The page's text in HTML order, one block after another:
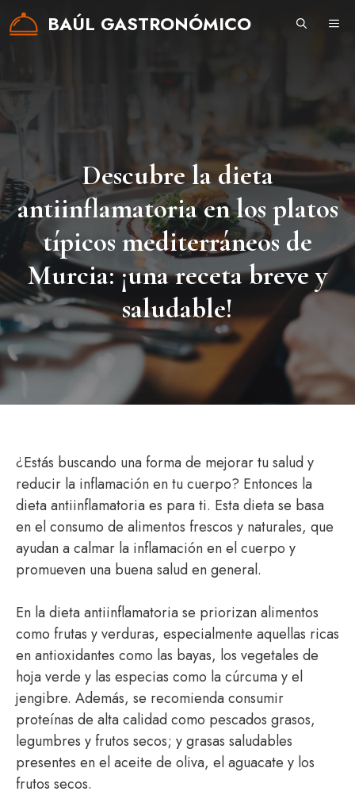
Saltar
BAÚL GASTRONÓMICO
Descubre la dieta
antiinflamatoria en los platos
típicos mediterráneos de
Murcia: ¡una receta breve y
saludable!
¿Estás buscando una forma de mejorar tu salud y
reducir la inflamación en tu cuerpo? Entonces la
dieta antiinflamatoria es para ti. Esta dieta se basa
en el consumo de alimentos frescos y naturales, que
ayudan a calmar la inflamación en el cuerpo y
promueven una buena salud en general.
En la dieta antiinflamatoria se priorizan alimentos
como frutas y verduras, especialmente aquellas ricas
en antioxidantes como las bayas, los vegetales de
hoja verde y las especias como la cúrcuma y el
jengibre. Además, se recomienda consumir
proteínas de alta calidad como pescados grasos,
legumbres y frutos secos; y grasas saludables
presentes en el aceite de oliva, el aguacate y los
frutos secos.